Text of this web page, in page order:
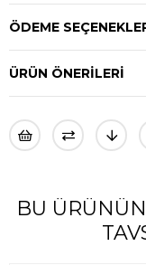
ÖDEME
ÜRÜN ÖNERILERI
BU